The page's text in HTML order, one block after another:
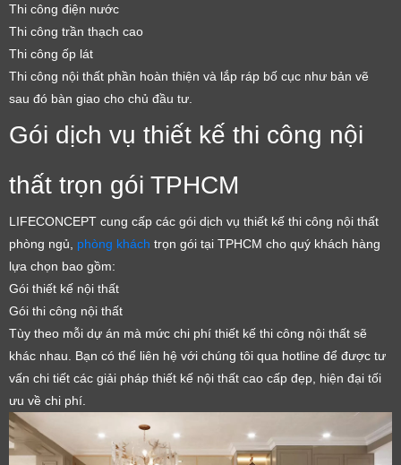
Thi công điện nước
Thi công trần thạch cao
Thi công ốp lát
Thi công nội thất phần hoàn thiện và lắp ráp bố cục như bản vẽ
sau đó bàn giao cho chủ đầu tư.
Gói dịch vụ thiết kế thi công nội
thất trọn gói TPHCM
LIFECONCEPT cung cấp các gói dịch vụ thiết kế thi công nội thất
phòng ngủ, phòng khách trọn gói tại TPHCM cho quý khách hàng
lựa chọn bao gồm:
Gói thiết kế nội thất
Gói thi công nội thất
Tùy theo mỗi dự án mà mức chi phí thiết kế thi công nội thất sẽ
khác nhau. Bạn có thể liên hệ với chúng tôi qua hotline để được tư
vấn chi tiết các giải pháp thiết kế nội thất cao cấp đẹp, hiện đại tối
ưu về chi phí.